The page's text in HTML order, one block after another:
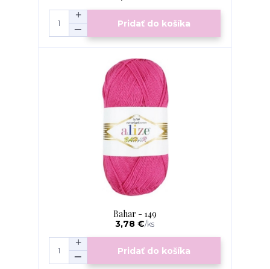
Pridať do košíka
Bahar - 149
3,78 €/ks
Pridať do košíka